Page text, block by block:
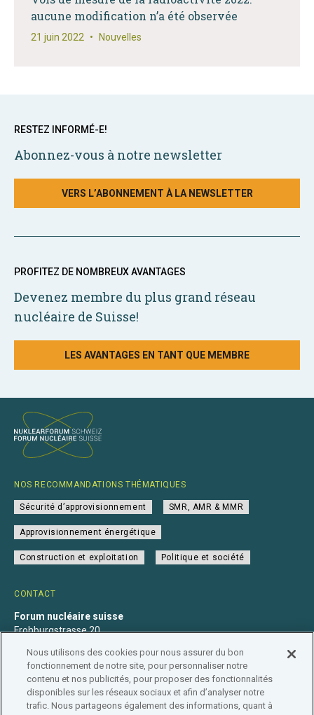
aucune modification n’a été observée
21 juin 2022 • Nouvelles
RESTEZ INFORMÉ-E!
Abonnez-vous à notre newsletter
VERS L’ABONNEMENT À LA NEWSLETTER
PROFITEZ DE NOMBREUX AVANTAGES
Devenez membre du plus grand réseau
nucléaire de Suisse!
LES AVANTAGES EN TANT QUE MEMBRE
CONTACT
Forum nucléaire suisse
Frohburgstrasse 20
+41 31 560 36 50
info@nuklearforum.ch
NOS RECOMMANDATIONS THÉMATIQUES
Sécurité d’approvisionnement SMR, AMR & MMR
Approvisionnement énergétique
Construction et exploitation Politique et société
Nous utilisons des cookies pour nous assurer du bon
fonctionnement de notre site, pour personnaliser notre
contenu et nos publicités, pour proposer des fonctionnalités
disponibles sur les réseaux sociaux et afin d’analyser notre
trafic. Nous partageons également des informations, quant à